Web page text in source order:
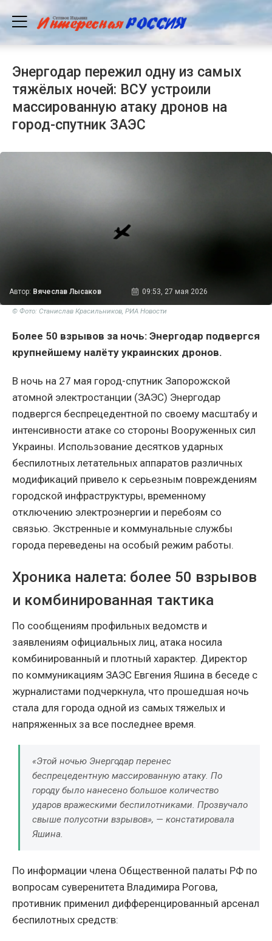
Энергодар пережил одну из самых
тяжёлых ночей: ВСУ устроили
массированную атаку дронов на
город-спутник ЗАЭС
Автор: Вячеслав Лысаков 09:53, 27 мая 2026
© Фото: Станислав Красильников, РИА Новости
Более 50 взрывов за ночь: Энергодар подвергся
крупнейшему налёту украинских дронов.
В ночь на 27 мая город-спутник Запорожской
атомной электростанции (ЗАЭС) Энергодар
подвергся беспрецедентной по своему масштабу и
интенсивности атаке со стороны Вооруженных сил
Украины. Использование десятков ударных
беспилотных летательных аппаратов различных
модификаций привело к серьезным повреждениям
городской инфраструктуры, временному
отключению электроэнергии и перебоям со
связью. Экстренные и коммунальные службы
города переведены на особый режим работы.
Хроника налета: более 50 взрывов
и комбинированная тактика
По сообщениям профильных ведомств и
заявлениям официальных лиц, атака носила
комбинированный и плотный характер. Директор
по коммуникациям ЗАЭС Евгения Яшина в беседе с
журналистами подчеркнула, что прошедшая ночь
стала для города одной из самых тяжелых и
напряженных за все последнее время.
«Этой ночью Энергодар перенес
беспрецедентную массированную атаку. По
городу было нанесено большое количество
ударов вражескими беспилотниками. Прозвучало
свыше полусотни взрывов», — констатировала
Яшина.
По информации члена Общественной палаты РФ по
вопросам суверенитета Владимира Рогова,
противник применил дифференцированный арсенал
беспилотных средств: